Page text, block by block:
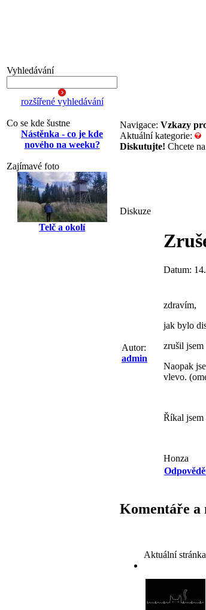
Vyhledávání
rozšířené vyhledávání
Co se kde šustne
Nástěnka - co je kde
nového na weeku?
Zajímavé foto
Telč a okolí
Navigace: Vzkazy
Aktuální kategorie:
Diskutujte! Chcete
Diskuze
Autor:
admin
Datum:
zdravím,
jak bylo
zrušil jsem
Naopak
vlevo.
Říkal jsem
Honza
Komentáře a
Aktuální